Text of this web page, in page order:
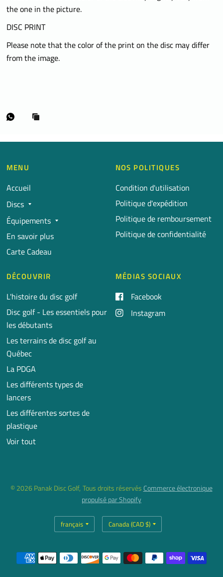
the one in the picture.
DISC PRINT
Please note that the color of the print on the disc may differ
from the image.
MENU
Accueil
Discs
Équipements
En savoir plus
Carte Cadeau
NOS POLITIQUES
Condition d'utilisation
Politique d'expédition
Politique de remboursement
Politique de confidentialité
DÉCOUVRIR
L'histoire du disc golf
Disc golf - Les essentiels pour
les débutants
Les terrains de disc golf au
Québec
La PDGA
Les différents types de
lancers
Les différentes sortes de
plastique
Voir tout
MÉDIAS SOCIAUX
Facebook
Instagram
© 2026 Panak Disc Golf, Tous droits réservés Commerce électronique
propulsé par Shopify
Mettre
à
le
Mettre
à
le
pays/la